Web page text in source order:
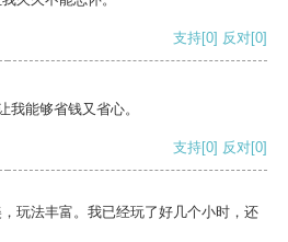
支持[0] 反对[0]
我能够省钱又省心。
支持[0] 反对[0]
玩法丰富。我已经玩了好几个小时，还